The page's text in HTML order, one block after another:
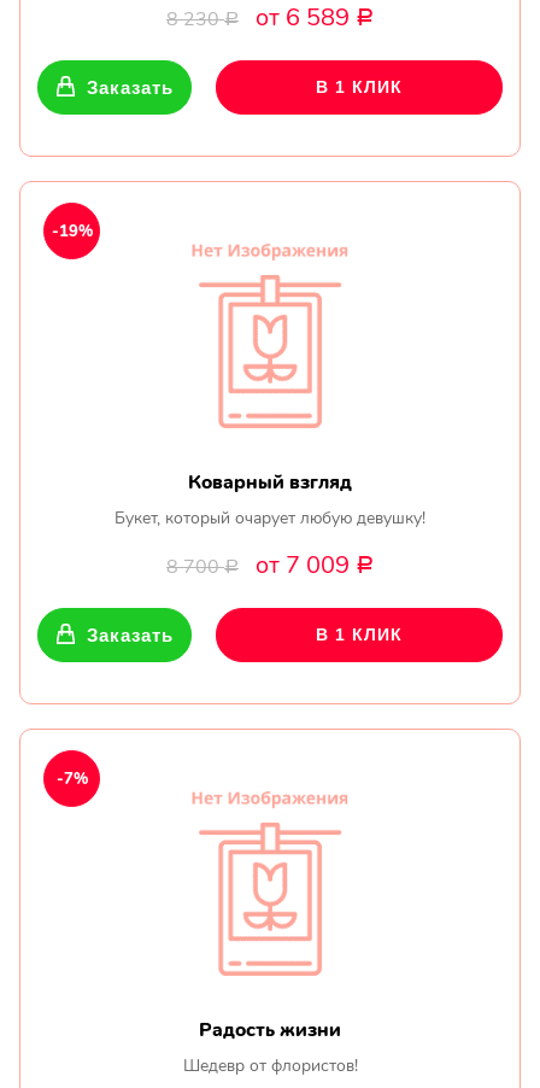
8 230Р от 6 589 Р
Заказать В 1 КЛИК
Коварный взгляд
Букет, который очарует любую девушку!
8 700Р от 7 009 Р
-19%
Заказать В 1 КЛИК
Радость жизни
Шедевр от флористов!
-7%